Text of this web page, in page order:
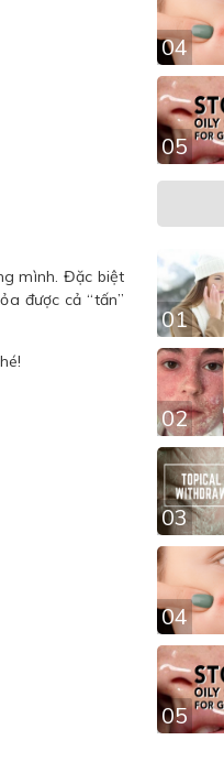
mình. Đặc biệt
được cả “tấn”
04
05
01
02
03
04
05